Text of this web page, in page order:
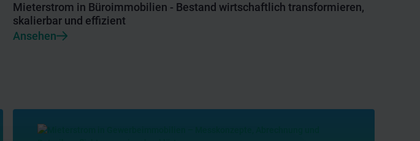
Mieterstrom in Büroimmobilien - Bestand wirtschaftlich transformieren,
skalierbar und effizient
Ansehen